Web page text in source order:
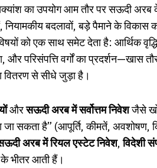
का उपयोग आम तौर पर सऊदी अरब
नियामकीय बदलावों, बड़े पैमाने के विकास
को एक साथ समेट देता है: आर्थिक
और परिसंपत्ति वर्गों का प्रदर्शन—खास
से सीधे जुड़ा है।
औरसऊदी अरब में सर्वोत्तम निवेशजैसे
सकता है” (आपूर्ति, कीमतें, अवशोषण,
अरब में रियल एस्टेट निवेश,विदेशी
भीतर आती हैं।